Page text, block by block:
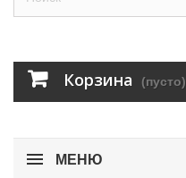
Корзина (пусто)
МЕНЮ